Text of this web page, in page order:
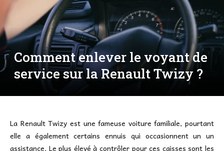
Comment enlever le voyant de
service sur la Renault Twizy ?
La Renault Twizy est une fameuse voiture familiale, pourtant
elle a également certains ennuis qui occasionnent un un
assistance. Le plus élevé à contrôler pour ces caisses sont les